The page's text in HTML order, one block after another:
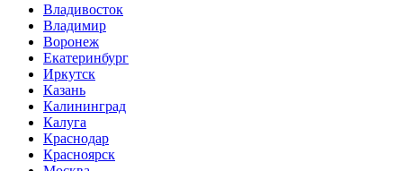
Владивосток
Владимир
Воронеж
Екатеринбург
Иркутск
Казань
Калининград
Калуга
Краснодар
Красноярск